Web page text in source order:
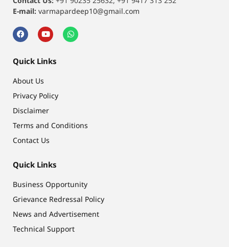
E-mail: varmapardeep10@gmail.com
Quick Links
About Us
Privacy Policy
Disclaimer
Terms and Conditions
Contact Us
Quick Links
Business Opportunity
Grievance Redressal Policy
News and Advertisement
Technical Support